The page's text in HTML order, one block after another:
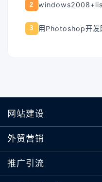
2
3 用Photoshop开发
网站建设
外贸营销
推广引流